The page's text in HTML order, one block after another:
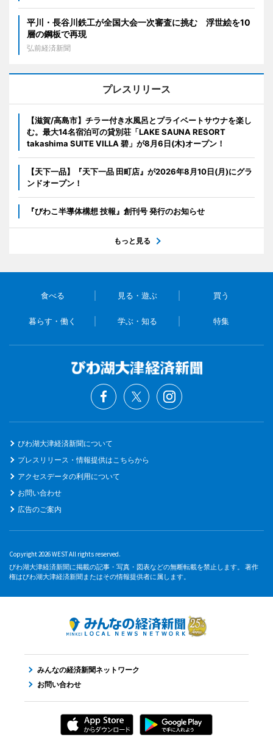
平川・長谷川鉄工が全国大会一次審査に挑む 浮世絵を10
層の鋼板で再現
弘前経済新聞
プレスリリース
【滋賀/高島市】チラー付き水風呂とプライベートサウナを楽し
む。最大14名宿泊可の貸別荘「LAKE SAUNA RESORT
takashima SUITE VILLA 碧」が8月6日(木)オープン！
【天下一品】『天下一品 田町店』が2026年8月10日(月)にグラ
ンドオープン！
『びわこ半導体構想 技報』創刊号 発行のお知らせ
もっと見る
食べる 見る・遊ぶ 買う
暮らす・働く 学ぶ・知る 特集
びわ湖大津経済新聞について
プレスリリース・情報提供はこちらから
アクセスデータの利用について
お問い合わせ
広告のご案内
Copyright 2026 WEST All rights reserved.
びわ湖大津経済新聞に掲載の記事・写真・図表などの無断転載を禁止します。 著作
権はびわ湖大津経済新聞またはその情報提供者に属します。
みんなの経済新聞ネットワーク
お問い合わせ